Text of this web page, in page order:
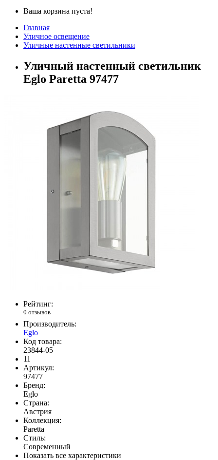
Ваша корзина пуста!
Главная
Уличное освещение
Уличные настенные светильники
Уличный настенный светильник
Eglo Paretta 97477
Рейтинг:
0 отзывов
Производитель:
Eglo
Код товара:
23844-05
11
Артикул:
97477
Бренд:
Eglo
Страна:
Австрия
Коллекция:
Paretta
Стиль:
Современный
Показать все характеристики